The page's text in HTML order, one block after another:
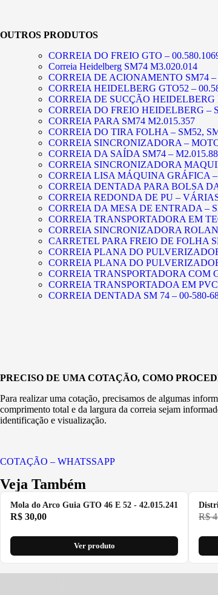
OUTROS PRODUTOS
CORREIA DO FREIO GTO –
Correia Heidelberg SM74 M3.020.014
CORREIA DE ACIONAMENTO SM74 –
CORREIA HEIDELBERG GTO52 –
CORREIA DE SUCÇÃO HEIDELBERG
CORREIA DO FREIO HEIDELBERG –
CORREIA PARA SM74 M2.015.357
CORREIA DO TIRA FOLHA – SM52,
CORREIA SINCRONIZADORA –
CORREIA DA SAÍDA SM74 –
CORREIA SINCRONIZADORA
CORREIA LISA MÁQUINA GRÁFICA
CORREIA DENTADA PARA BOLSA
CORREIA REDONDA DE PU –
CORREIA DA MESA DE ENTRADA –
CORREIA TRANSPORTADORA EM
CORREIA SINCRONIZADORA
CARRETEL PARA FREIO DE FOLHA
CORREIA PLANA DO
CORREIA PLANA DO
CORREIA TRANSPORTADORA COM
CORREIA TRANSPORTADOA EM PVC
CORREIA DENTADA SM 74 – 00-580-
PRECISO DE UMA COTAÇÃO, COMO
Para realizar uma cotação, precisamos de algumas
comprimento total e da largura da correia sejam
identificação e visualização.
COTAÇÃO – WHATSSAPP
Veja Também
Mola do Arco Guia GTO 46 E 52 - 42.015.241
R$ 30,00
Ver produto
R$